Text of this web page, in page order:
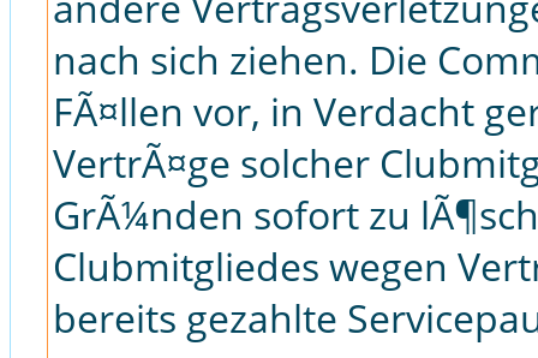
nach sich ziehen. Die
FÃ¤llen vor, in Verdacht
VertrÃ¤ge solcher
GrÃ¼nden sofort zu
Clubmitgliedes wegen
bereits gezahlte